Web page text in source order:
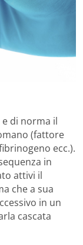
di norma il
(fattore
ecc.).
in
attivi il
che a sua
in un
cascata